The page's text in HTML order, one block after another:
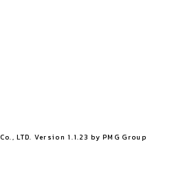
LTD. Version 1.1.23 by PMG Group